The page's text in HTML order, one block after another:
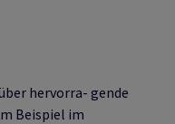
hervorra- gende
Beispiel im